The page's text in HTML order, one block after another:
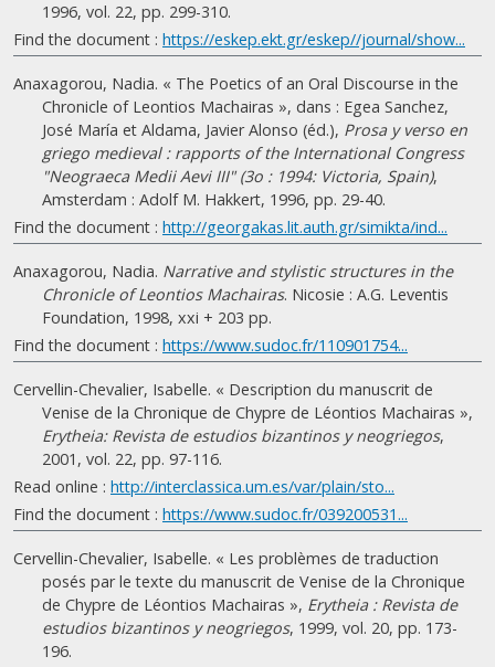
1996, vol. 22, pp. 299-310.
Find the document : https://eskep.ekt.gr/eskep//journal/show...
Anaxagorou, Nadia. « The Poetics of an Oral Discourse in the
Chronicle of Leontios Machairas », dans : Egea Sanchez,
José María et Aldama, Javier Alonso (éd.), Prosa y verso en
griego medieval : rapports of the International Congress
"Neograeca Medii Aevi III" (3o : 1994: Victoria, Spain),
Amsterdam : Adolf M. Hakkert, 1996, pp. 29-40.
Find the document : http://georgakas.lit.auth.gr/simikta/ind...
Anaxagorou, Nadia. Narrative and stylistic structures in the
Chronicle of Leontios Machairas. Nicosie : A.G. Leventis
Foundation, 1998, xxi + 203 pp.
Find the document : https://www.sudoc.fr/110901754...
Cervellin-Chevalier, Isabelle. « Description du manuscrit de
Venise de la Chronique de Chypre de Léontios Machairas »,
Erytheia: Revista de estudios bizantinos y neogriegos,
2001, vol. 22, pp. 97-116.
Read online : http://interclassica.um.es/var/plain/sto...
Find the document : https://www.sudoc.fr/039200531...
Cervellin-Chevalier, Isabelle. « Les problèmes de traduction
posés par le texte du manuscrit de Venise de la Chronique
de Chypre de Léontios Machairas », Erytheia : Revista de
estudios bizantinos y neogriegos, 1999, vol. 20, pp. 173-
196.